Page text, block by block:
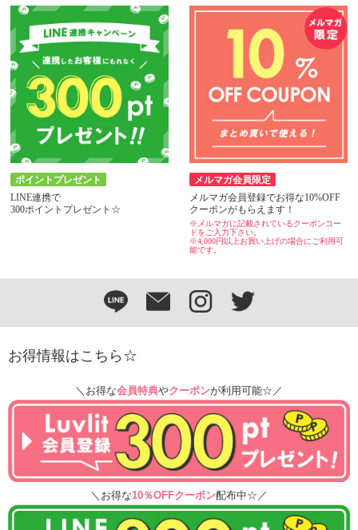
お得情報はこちら☆
＼お得な会員特典やクーポンが利用可能☆／
＼お得な10％OFFクーポン配布中☆／